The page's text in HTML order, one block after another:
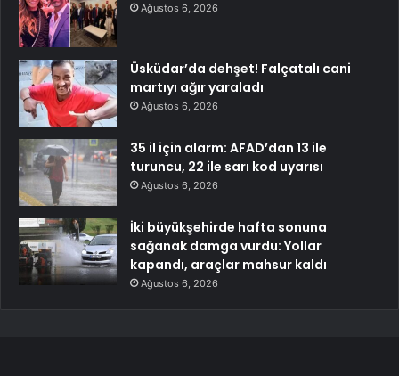
Ağustos 6, 2026
Üsküdar’da dehşet! Falçatalı cani
martıyı ağır yaraladı
Ağustos 6, 2026
35 il için alarm: AFAD’dan 13 ile
turuncu, 22 ile sarı kod uyarısı
Ağustos 6, 2026
İki büyükşehirde hafta sonuna
sağanak damga vurdu: Yollar
kapandı, araçlar mahsur kaldı
Ağustos 6, 2026